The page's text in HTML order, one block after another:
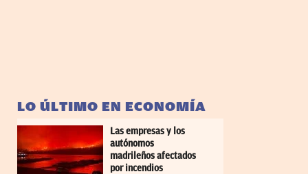
LO ÚLTIMO EN ECONOMÍA
Las empresas y los
autónomos
madrileños afectados
por incendios